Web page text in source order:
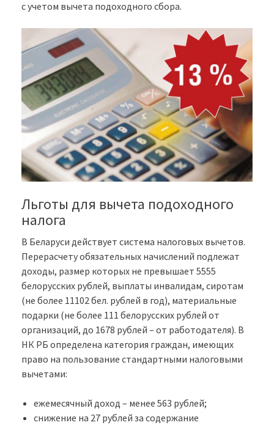
с учетом вычета подоходного сбора.
Льготы для вычета подоходного
налога
В Беларуси действует система налоговых вычетов.
Перерасчету обязательных начислений подлежат
доходы, размер которых не превышает 5555
белорусских рублей, выплаты инвалидам, сиротам
(не более 11102 бел. рублей в год), материальные
подарки (не более 111 белорусских рублей от
организаций, до 1678 рублей – от работодателя). В
НК РБ определена категория граждан, имеющих
право на пользование стандартными налоговыми
вычетами:
ежемесячный доход – менее 563 рублей;
снижение на 27 рублей за содержание